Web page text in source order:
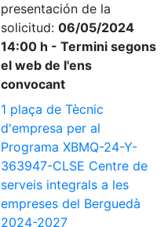
presentación de la
solicitud: 06/05/2024
14:00 h - Termini segons
el web de l'ens
convocant
1 plaça de Tècnic
d'empresa per al
Programa XBMQ-24-Y-
363947-CLSE Centre de
serveis integrals a les
empreses del Berguedà
2024-2027